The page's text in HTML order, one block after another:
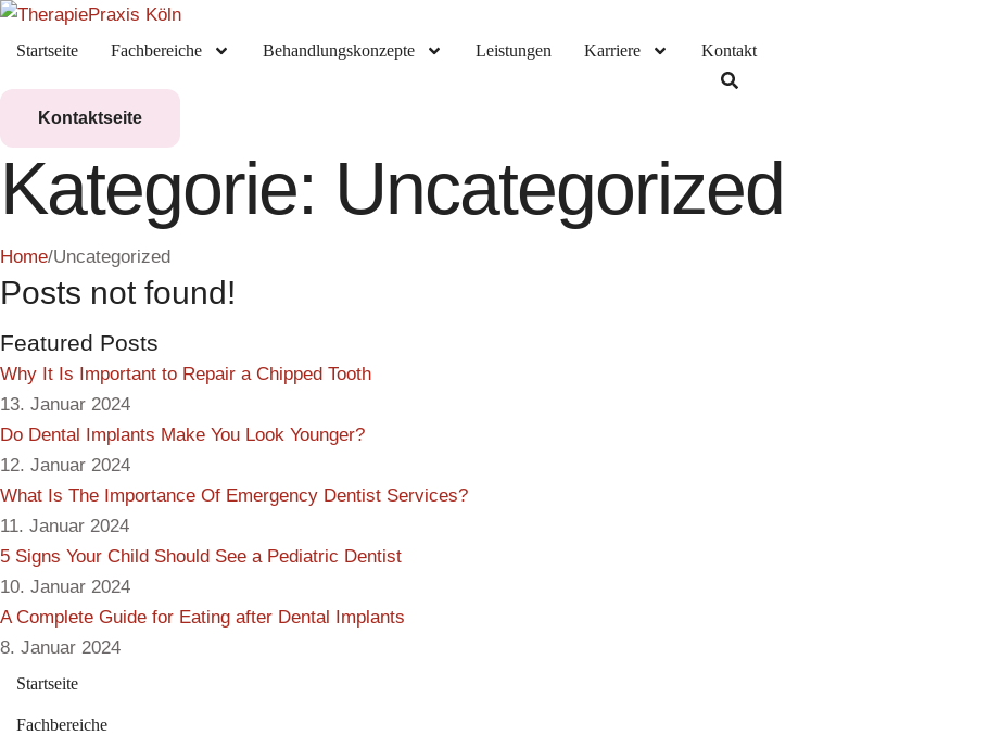
Startseite Fachbereiche Behandlungskonzepte Leistungen Karriere Kontakt
Kontaktseite
Kategorie: Uncategorized
Home/Uncategorized
Posts not found!
Featured Posts
Why It Is Important to Repair a Chipped Tooth
13. Januar 2024
Do Dental Implants Make You Look Younger?
12. Januar 2024
What Is The Importance Of Emergency Dentist Services?
11. Januar 2024
5 Signs Your Child Should See a Pediatric Dentist
10. Januar 2024
A Complete Guide for Eating after Dental Implants
8. Januar 2024
Startseite
Fachbereiche